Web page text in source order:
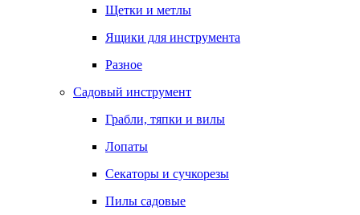
Щетки и метлы
Ящики для инструмента
Разное
Садовый инструмент
Грабли, тяпки и вилы
Лопаты
Секаторы и сучкорезы
Пилы садовые